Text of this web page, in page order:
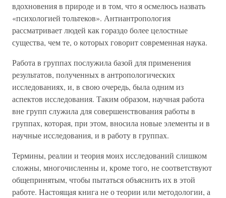
вдохновения в природе и в том, что я осмелюсь назвать
«психологией тольтеков». Антиантропология
рассматривает людей как гораздо более целостные
существа, чем те, о которых говорит современная наука.
Работа в группах послужила базой для применения
результатов, полученных в антропологических
исследованиях, и, в свою очередь, была одним из
аспектов исследования. Таким образом, научная работа
вне групп служила для совершенствования работы в
группах, которая, при этом, вносила новые элементы и в
научные исследования, и в работу в группах.
Термины, реалии и теория моих исследований слишком
сложны, многочисленны и, кроме того, не соответствуют
общепринятым, чтобы пытаться объяснить их в этой
работе. Настоящая книга не о теории или методологии, а